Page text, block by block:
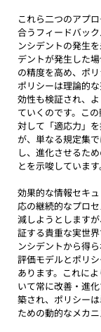
これら二つのアプ
合うフィードバッ
ンシデントの発生
デントが発生した
の精度を高め、ポ
ポリシーは理論的
効性も検証され、
ていくのです。こ
対して「適応力」
が、単なる規定集
し、進化させるた
とを示唆しています
効果的な情報セキ
応の継続的なプロ
減しようとします
証する貴重な実世
ンシデントから得
評価モデルとポリ
あります。これに
いて常に改善・進
築され、ポリシー
ための動的なメカニ